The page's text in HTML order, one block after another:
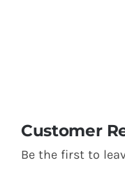
Customer
Be the first to